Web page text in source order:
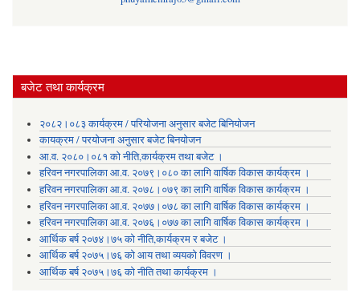
बजेट तथा कार्यक्रम
२०८२।०८३ कार्यक्रम / परियोजना अनुसार बजेट बिनियोजन
कायक्रम / परयोजना अनुसार बजेट बिनयोजन
आ.व. २०८०।०८१ को नीति,कार्यक्रम तथा बजेट ।
हरिवन नगरपालिका आ‍.व. २०७९।०८० का लागि वार्षिक विकास कार्यक्रम ।
हरिवन नगरपालिका आ‍.व. २०७८।०७९ का लागि वार्षिक विकास कार्यक्रम ।
हरिवन नगरपालिका आ‍.व. २०७७।०७८ का लागि वार्षिक विकास कार्यक्रम ।
हरिवन नगरपालिका आ‍.व. २०७६।०७७ का लागि वार्षिक विकास कार्यक्रम ।
आर्थिक बर्ष २०७४।७५ को नीति,कार्यक्रम र बजेट ।
आर्थिक बर्ष २०७५।७६ को आय तथा व्ययकाे विवरण ।
आर्थिक बर्ष २०७५।७६ को नीति तथा कार्यक्रम ।